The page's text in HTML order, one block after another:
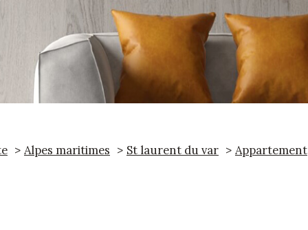
Alpes maritimes St laurent du var Appartement